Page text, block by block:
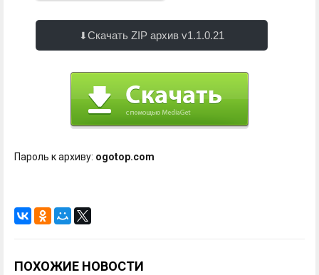
Скачать ZIP архив v1.1.0.21
Пароль к архиву: ogotop.com
ПОХОЖИЕ НОВОСТИ